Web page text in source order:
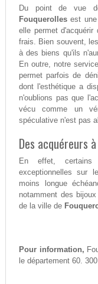
Du point de vue
Fouquerollesest une
elle permet d'acquérir
frais. Bien souvent,
à des biens qu'ils
En outre, notre
permet parfois de
dont l'esthétique a
n'oublions pas que
vécu comme un
spéculative n'est pas
Des acquéreurs
En effet, certains
exceptionnelles sur
moins longue
notamment des
de la ville de
Pour information,
le département 60.